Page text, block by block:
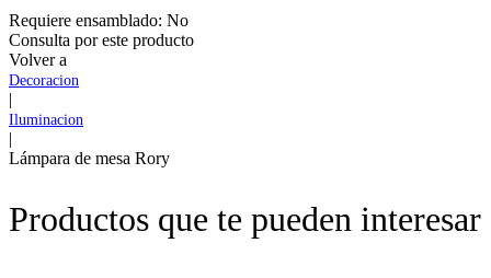
Requiere ensamblado: No
Consulta por este producto
Volver a
Decoracion
|
Iluminacion
|
Lámpara de mesa Rory
Productos que te pueden interesar